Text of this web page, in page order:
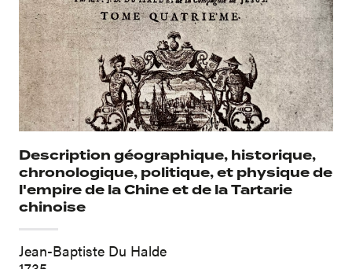
Description géographique, historique,
chronologique, politique, et physique de
l'empire de la Chine et de la Tartarie
chinoise
Jean-Baptiste Du Halde